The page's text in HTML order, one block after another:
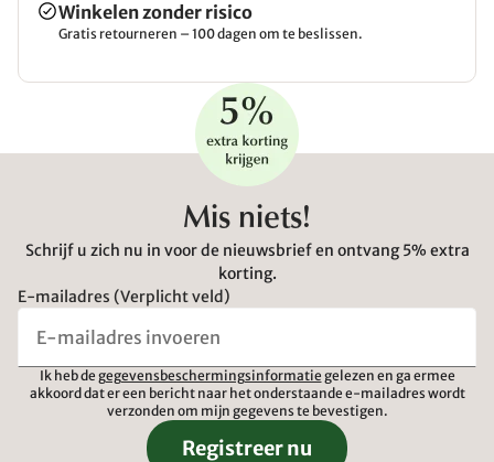
Winkelen zonder risico
Gratis retourneren – 100 dagen om te beslissen.
Mis niets!
Schrijf u zich nu in voor de nieuwsbrief en ontvang 5% extra
korting.
E-mailadres (Verplicht veld)
Ik heb de gegevensbeschermingsinformatie gelezen en ga ermee
akkoord dat er een bericht naar het onderstaande e-mailadres wordt
verzonden om mijn gegevens te bevestigen.
Registreer nu